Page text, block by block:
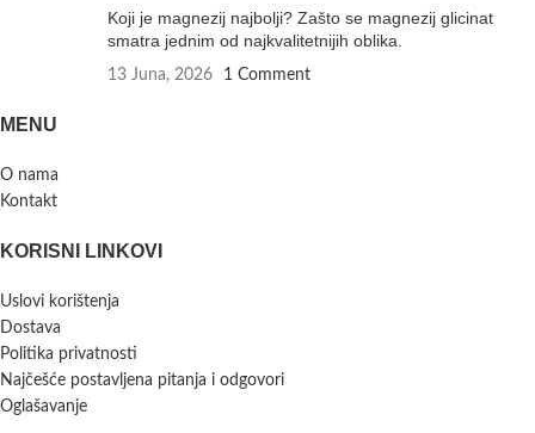
Koji je magnezij najbolji? Zašto se magnezij glicinat
smatra jednim od najkvalitetnijih oblika.
13 Juna, 2026 1 Comment
MENU
O nama
Kontakt
KORISNI LINKOVI
Uslovi korištenja
Dostava
Politika privatnosti
Najčešće postavljena pitanja i odgovori
Oglašavanje